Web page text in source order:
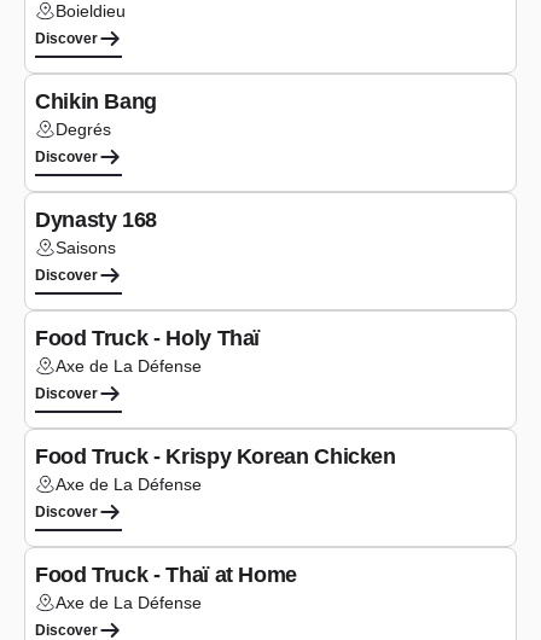
Lieu :Boieldieu
Discover
Chikin Bang
Lieu :Degrés
Discover
Dynasty 168
Lieu :Saisons
Discover
Food Truck - Holy Thaï
Lieu :Axe de La Défense
Discover
Food Truck - Krispy Korean Chicken
Lieu :Axe de La Défense
Discover
Food Truck - Thaï at Home
Lieu :Axe de La Défense
Discover